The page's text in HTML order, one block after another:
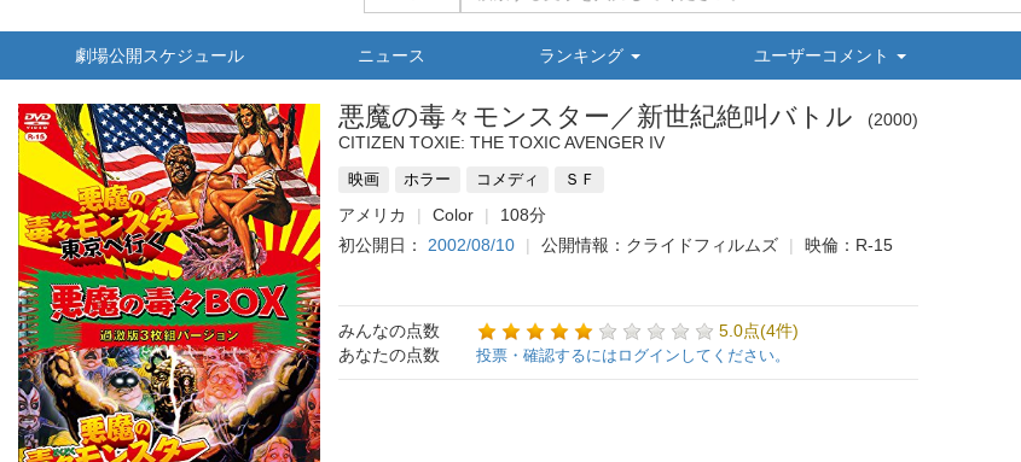
劇場公開スケジュール ニュース ランキング ユーザーコメント
悪魔の毒々モンスター／新世紀絶叫バトル
2000
CITIZEN TOXIE: THE TOXIC AVENGER IV
映画 ホラー コメディ ＳＦ
アメリカ Color
108分
初公開日： 2002/08/10 公開情報：クライドフィルムズ 映倫：R-15
みんなの点数
5.0点(4件)
あなたの点数
投票・確認するにはログインしてください。